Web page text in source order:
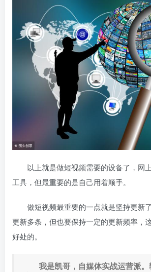
以上就是做短视频需要的设备了，网
工具，但最重要的是自己用着顺手。
做短视频最重要的一点就是坚持更新
更新多条，但也要保持一定的更新频率，
好处的。
我是凯哥，自媒体实战运营派